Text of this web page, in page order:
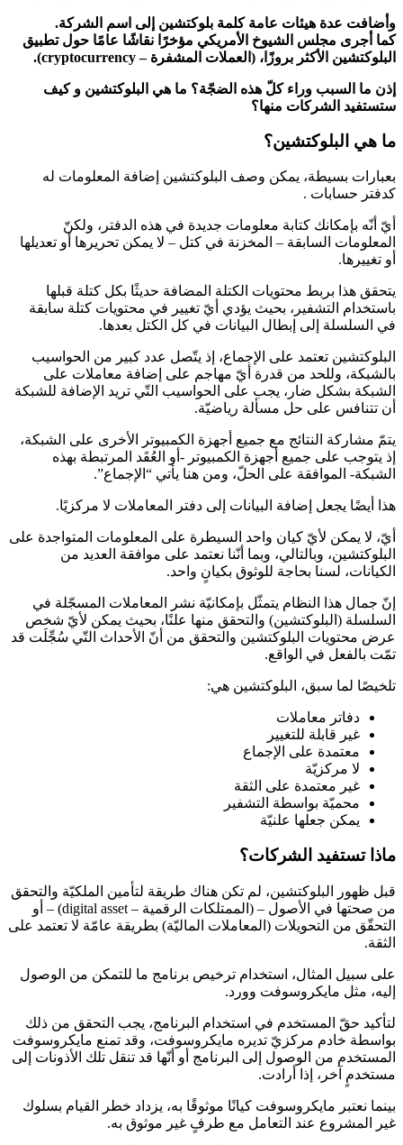
وأضافت عدة هيئات عامة كلمة بلوكتشين إلى اسم الشركة.
كما أجرى مجلس الشيوخ الأمريكي مؤخرًا نقاشًا عامًا حول تطبيق
البلوكتشين الأكثر بروزًا، (العملات المشفرة – cryptocurrency).
إذن ما السبب وراء كلّ هذه الضجّة؟ ما هي البلوكتشين و كيف
ستستفيد الشركات منها؟
ما هي البلوكتشين؟
بعبارات بسيطة، يمكن وصف البلوكتشين إضافة المعلومات له
كدفتر حسابات .
أيّ أنّه بإمكانك كتابة معلومات جديدة في هذه الدفتر، ولكنّ
المعلومات السابقة – المخزنة في كتل – لا يمكن تحريرها أو تعديلها
أو تغييرها.
يتحقق هذا بربط محتويات الكتلة المضافة حديثًا بكل كتلة قبلها
باستخدام التشفير، بحيث يؤدي أيّ تغيير في محتويات كتلة سابقة
في السلسلة إلى إبطال البيانات في كل الكتل بعدها.
البلوكتشين تعتمد على الإجماع، إذ يتّصل عدد كبير من الحواسيب
بالشبكة، وللحد من قدرة أيّ مهاجم على إضافة معاملات على
الشبكة بشكل ضار، يجب على الحواسيب التّي تريد الإضافة للشبكة
أن تتنافس على حل مسألة رياضيّة.
يتمّ مشاركة النتائج مع جميع أجهزة الكمبيوتر الأخرى على الشبكة،
إذ يتوجب على جميع أجهزة الكمبيوتر -أو العُقَد المرتبطة بهذه
الشبكة- الموافقة على الحلّ، ومن هنا يأتي “الإجماع”.
هذا أيضًا يجعل إضافة البيانات إلى دفتر المعاملات لا مركزيًا.
أيّ، لا يمكن لأيّ كيان واحد السيطرة على المعلومات المتواجدة على
البلوكتشين، وبالتالي، وبما أنّنا نعتمد على موافقة العديد من
الكيانات، لسنا بحاجة للوثوق بكيانٍ واحد.
إنّ جمال هذا النظام يتمثّل بإمكانيّة نشر المعاملات المسجّلة في
السلسلة (البلوكتشين) والتحقق منها علنًا، بحيث يمكن لأيّ شخص
عرض محتويات البلوكتشين والتحقق من أنّ الأحداث التّي سُجِّلَت قد
تمّت بالفعل في الواقع.
تلخيصًا لما سبق، البلوكتشين هي:
دفاتر معاملات
غير قابلة للتغيير
معتمدة على الإجماع
لا مركزيّة
غير معتمدة على الثقة
محميّة بواسطة التشفير
يمكن جعلها علنيّة
ماذا تستفيد الشركات؟
قبل ظهور البلوكتشين، لم تكن هناك طريقة لتأمين الملكيّة والتحقق
من صحتها في الأصول – (الممتلكات الرقمية – digital asset) – أو
التحقّق من التحويلات (المعاملات الماليّة) بطريقة عامّة لا تعتمد على
الثقة.
على سبيل المثال، استخدام ترخيص برنامج ما للتمكن من الوصول
إليه، مثل مايكروسوفت وورد.
لتأكيد حقّ المستخدم في استخدام البرنامج، يجب التحقق من ذلك
بواسطة خادم مركزيّ تديره مايكروسوفت، وقد تمنع مايكروسوفت
المستخدم من الوصول إلى البرنامج أو أنّها قد تنقل تلك الأذونات إلى
مستخدمٍ آخر، إذا أرادت.
بينما نعتبر مايكروسوفت كيانًا موثوقًا به، يزداد خطر القيام بسلوك
غير المشروع عند التعامل مع طرفٍ غير موثوق به.